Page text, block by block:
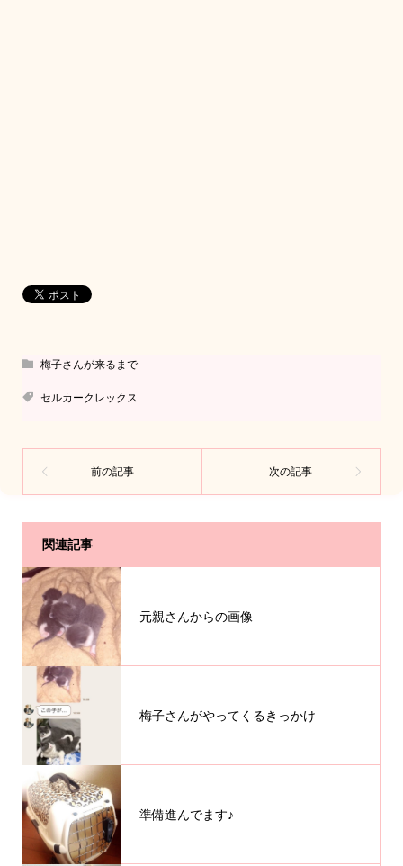
梅子さんが来るまで
セルカークレックス
関連記事
元親さんからの画像
梅子さんがやってくるきっかけ
準備進んでます♪